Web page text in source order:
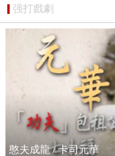
强打戲劇